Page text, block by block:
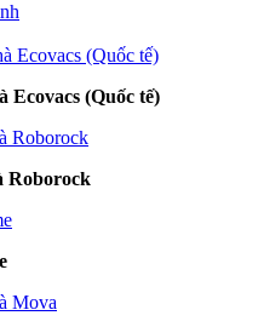
Ecovacs (Quốc tế)
Roborock